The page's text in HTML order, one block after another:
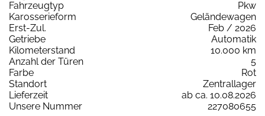
Fahrzeugtyp
Pkw
Karosserieform
Geländewagen
Erst-Zul.
Feb / 2026
Getriebe
Automatik
Kilometerstand
10.000 km
Anzahl der Türen
5
Farbe
Rot
Standort
Zentrallager
Lieferzeit
ab ca. 10.08.2026
Unsere Nummer
227080655